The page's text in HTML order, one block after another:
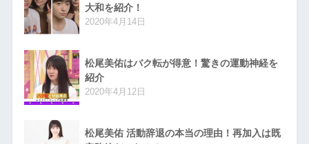
大和を紹介！
2020年4月14日
松尾美佑はバク転が得意！驚きの運動神経を
紹介
2020年4月12日
松尾美佑 活動辞退の本当の理由！再加入は既